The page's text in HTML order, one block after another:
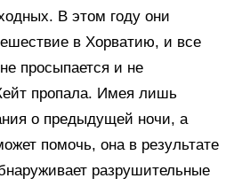
В этом году они
в Хорватию, и все
просыпается и не
пропала. Имея лишь
о предыдущей ночи, а
помочь, она в результате
разрушительные